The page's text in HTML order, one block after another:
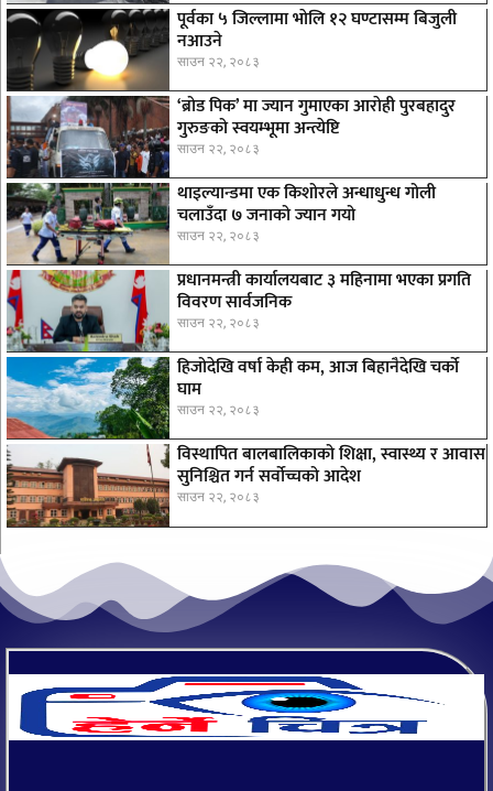
पूर्वका ५ जिल्लामा भाेलि १२ घण्टासम्म बिजुली
नआउने
साउन २२, २०८३
‘ब्रोड पिक’ मा ज्यान गुमाएका आराेही पुरबहादुर
गुरुङको स्वयम्भूमा अन्त्येष्टि
साउन २२, २०८३
थाइल्यान्डमा एक किशोरले अन्धाधुन्ध गोली
चलाउँदा ७ जनाको ज्यान गयो
साउन २२, २०८३
प्रधानमन्त्री कार्यालयबाट ३ महिनामा भएका प्रगति
विवरण सार्वजनिक
साउन २२, २०८३
हिजोदेखि वर्षा केही कम, आज बिहानैदेखि चर्को
घाम
साउन २२, २०८३
विस्थापित बालबालिकाको शिक्षा, स्वास्थ्य र आवास
सुनिश्चित गर्न सर्वोच्चको आदेश
साउन २२, २०८३